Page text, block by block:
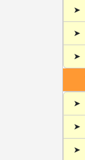
➤
➤
➤
➤
➤
➤